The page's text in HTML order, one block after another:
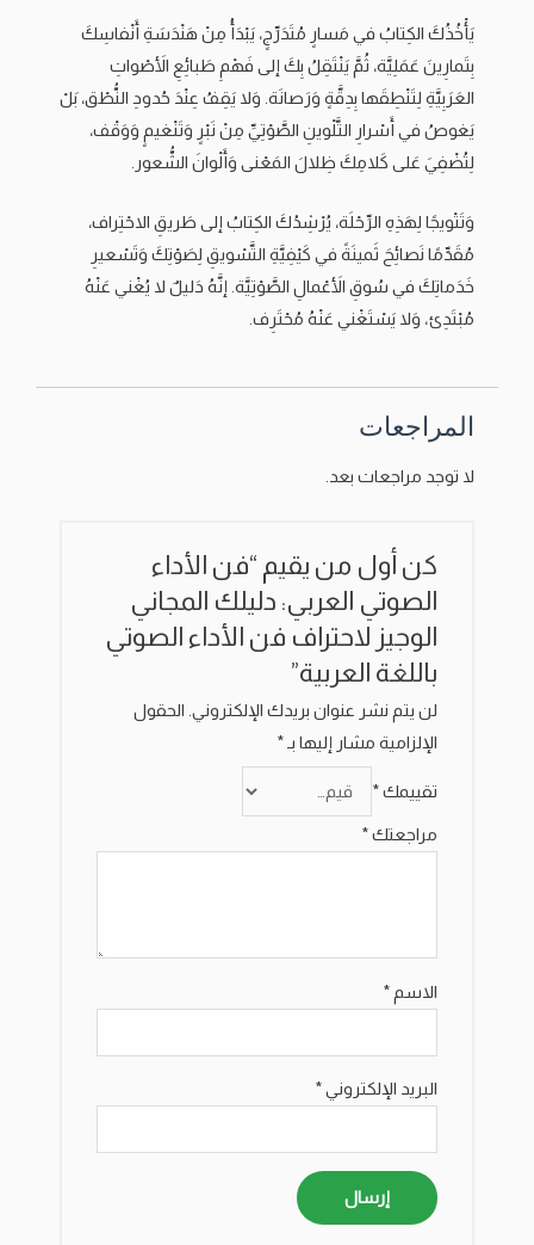
يَأْخُذُكَ الكِتابُ في مَسارٍ مُتَدَرِّجٍ، يَبْدَأُ مِنْ هَنْدَسَةِ أَنْفاسِكَ
بِتَمارِينَ عَمَلِيَّة، ثُمَّ يَنْتَقِلُ بِكَ إلى فَهْمِ طَبائِعِ الأَصْواتِ
العَرَبِيَّةِ لِتَنْطِقَها بِدِقَّةٍ وَرَصانَة. وَلا يَقِفُ عِنْدَ حُدودِ النُّطْق، بَلْ
يَغوصُ في أَسْرارِ التَّلْوينِ الصَّوْتِيِّ مِنْ نَبْرٍ وَتَنْغيمٍ وَوَقْف،
لِتُضْفِيَ عَلى كَلامِكَ ظِلالَ المَعْنى وَأَلْوانَ الشُّعور.
وَتَتْويجًا لِهَذِهِ الرِّحْلَة، يُرْشِدُكَ الكِتابُ إلى طَريقِ الاحْتِراف،
مُقَدِّمًا نَصائِحَ ثَمينَةً في كَيْفِيَّةِ التَّسْويقِ لِصَوْتِكَ وَتَسْعيرِ
خَدَماتِكَ في سُوقِ الأَعْمالِ الصَّوْتِيَّة. إنَّهُ دَليلٌ لا يُغْني عَنْهُ
مُبْتَدِئ، وَلا يَسْتَغْني عَنْهُ مُحْتَرِف.
المراجعات
لا توجد مراجعات بعد.
كن أول من يقيم “فن الأداء
الصوتي العربي: دليلك المجاني
الوجيز لاحتراف فن الأداء الصوتي
باللغة العربية”
لن يتم نشر عنوان بريدك الإلكتروني. الحقول
الإلزامية مشار إليها بـ*
تقييمك*
مراجعتك*
الاسم*
البريد الإلكتروني*